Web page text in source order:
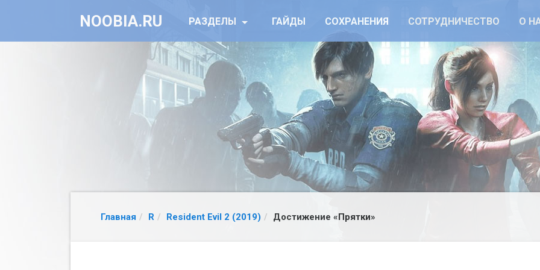
NOOBIA.RU РАЗДЕЛЫ ГАЙДЫ СОХРАНЕНИЯ СОТРУДНИЧЕСТВО О
Главная R Resident Evil 2 (2019) Достижение «Прятки»